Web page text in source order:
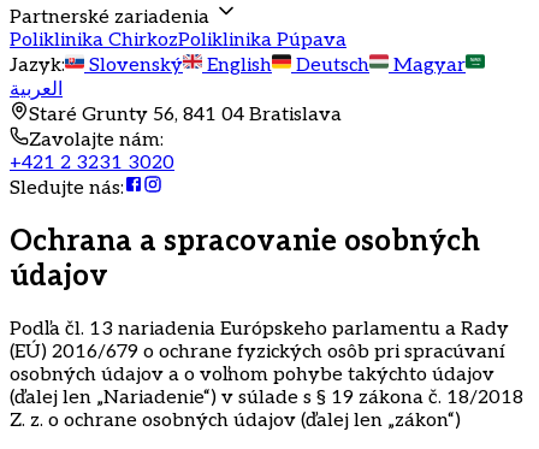
Partnerské zariadenia
Poliklinika ChirkozPoliklinika Púpava
Jazyk: Slovenský English Deutsch
Magyar
العربية
Staré Grunty 56, 841 04 Bratislava
Zavolajte nám:
+421 2 3231 3020
Sledujte nás:
Ochrana a spracovanie osobných
údajov
Podľa čl. 13 nariadenia Európskeho parlamentu a Rady
(EÚ) 2016/679 o ochrane fyzických osôb pri spracúvaní
osobných údajov a o voľnom pohybe takýchto údajov
(ďalej len „Nariadenie“) v súlade s § 19 zákona č. 18/2018
Z. z. o ochrane osobných údajov (ďalej len „zákon“)